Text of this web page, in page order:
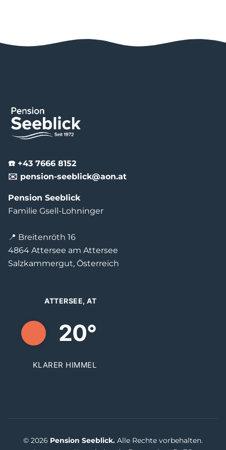
☎️ +43 7666 8152
✉️ pension-seeblick@aon.at
Pension Seeblick
Familie Gsell-Lohninger
📍 Breitenröth 16
4864 Attersee am Attersee
Salzkammergut, Österreich
ATTERSEE, AT
20°
KLARER HIMMEL
© 2026 Pension Seeblick. Alle Rechte vorbehalten.